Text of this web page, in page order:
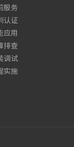
服务
认证
应用
排查
调试
实施